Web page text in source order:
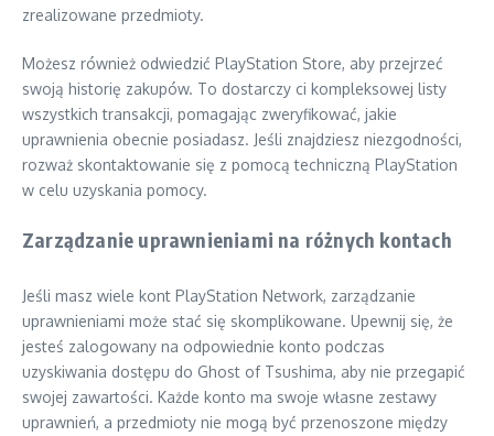
zrealizowane przedmioty.
Możesz również odwiedzić PlayStation Store, aby przejrzeć
swoją historię zakupów. To dostarczy ci kompleksowej listy
wszystkich transakcji, pomagając zweryfikować, jakie
uprawnienia obecnie posiadasz. Jeśli znajdziesz niezgodności,
rozważ skontaktowanie się z pomocą techniczną PlayStation
w celu uzyskania pomocy.
Zarządzanie uprawnieniami na różnych kontach
Jeśli masz wiele kont PlayStation Network, zarządzanie
uprawnieniami może stać się skomplikowane. Upewnij się, że
jesteś zalogowany na odpowiednie konto podczas
uzyskiwania dostępu do Ghost of Tsushima, aby nie przegapić
swojej zawartości. Każde konto ma swoje własne zestawy
uprawnień, a przedmioty nie mogą być przenoszone między